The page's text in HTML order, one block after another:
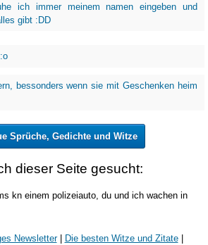
ich immer meinem namen eingeben und
gibt :DD
bessonders wenn sie mit Geschenken heim
Sprüche, Gedichte und Witze
dieser Seite gesucht:
kn einem polizeiauto, du und ich wachen in
Newsletter| Die besten Witze und Zitate|